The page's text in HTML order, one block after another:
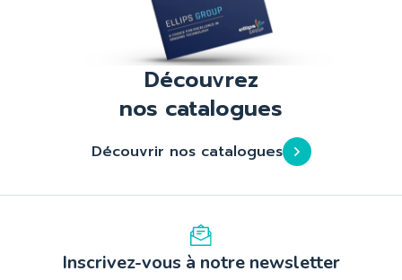
Découvrez
nos catalogues
Découvrir nos catalogues
Inscrivez-vous à notre newsletter